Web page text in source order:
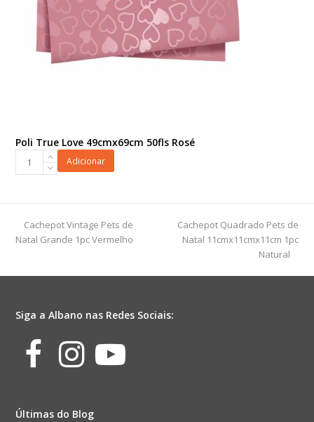
Poli True Love 49cmx69cm 50fls Rosé
Rosé
quantidade
Adicionar
previous
post:
Cachepot Vintage Pets de
Natal Grande 1pc Vermelho
next
post:
Cachepot Quadrado Pets de
Natal 11cmx11cmx11cm 1pc
Natural
Siga a Albano nas Redes Sociais:
Facebook
Instagram
Youtube
Últimas do Blog